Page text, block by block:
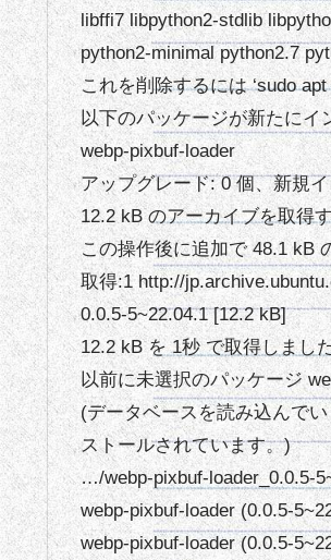
libffi7 libpython2-stdlib
python2-minimal python2.7
これを削除するには ‘sudo
以下のパッケージが新たにイ
webp-pixbuf-loader
アップグレード: 0 個、新規
12.2 kB のアーカイブを取得
この操作後に追加で 48.1 kB
取得:1 http://
0.0.5-5~22.04.1 [12.2 kB]
12.2 kB を 1秒 で取得しまし
以前に未選択のパッケージ
(データベースを読み込んで
ストールされています。)
…/webp-pixbuf-loader_0.0.5-
webp-pixbuf-loader (0.0.5-
webp-pixbuf-loader (0.0.5-